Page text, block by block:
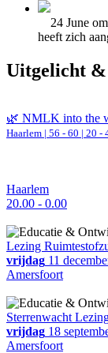
24 June
heeft zich
Uitgelicht &
🌿 NMLK into the
Haarlem | 56 - 60 | 20 -
Haarlem
20.00 - 0.00
Lezing
vrijdag 11
Amersfoort
Sterrenwacht
vrijdag 18
Amersfoort